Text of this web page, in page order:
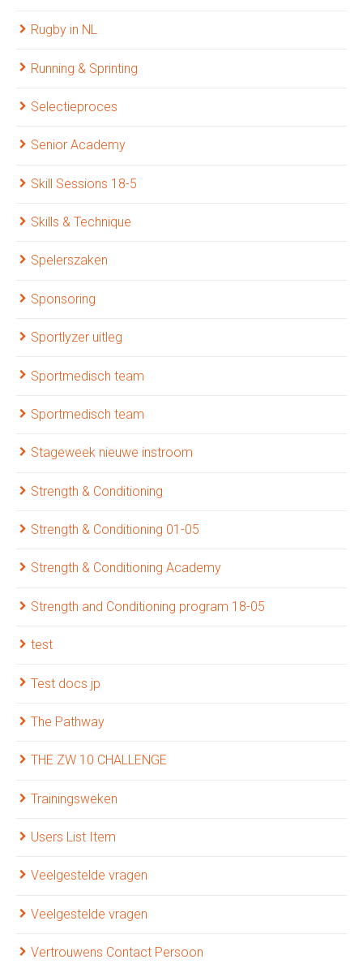
Rugby in NL
Running & Sprinting
Selectieproces
Senior Academy
Skill Sessions 18-5
Skills & Technique
Spelerszaken
Sponsoring
Sportlyzer uitleg
Sportmedisch team
Sportmedisch team
Stageweek nieuwe instroom
Strength & Conditioning
Strength & Conditioning 01-05
Strength & Conditioning Academy
Strength and Conditioning program 18-05
test
Test docs jp
The Pathway
THE ZW 10 CHALLENGE
Trainingsweken
Users List Item
Veelgestelde vragen
Veelgestelde vragen
Vertrouwens Contact Persoon